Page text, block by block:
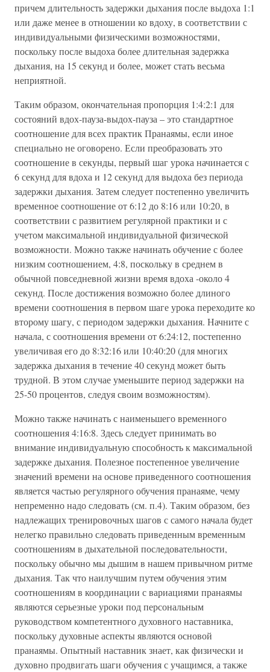
причем длительность задержки дыхания после выдоха 1:1
или даже менее в отношении ко вдоху, в соответствии с
индивидуальными физическими возможностями,
поскольку после выдоха более длительная задержка
дыхания, на 15 секунд и более, может стать весьма
неприятной.
Таким образом, окончательная пропорция 1:4:2:1 для
состояний вдох-пауза-выдох-пауза – это стандартное
соотношение для всех практик Пранаямы, если иное
специально не оговорено. Если преобразовать это
соотношение в секунды, первый шаг урока начинается с
6 секунд для вдоха и 12 секунд для выдоха без периода
задержки дыхания. Затем следует постепенно увеличить
временное соотношение от 6:12 до 8:16 или 10:20, в
соответствии с развитием регулярной практики и с
учетом максимальной индивидуальной физической
возможности. Можно также начинать обучение с более
низким соотношением, 4:8, поскольку в среднем в
обычной повседневной жизни время вдоха -около 4
секунд. После достижения возможно более длиного
времени соотношения в первом шаге урока переходите ко
второму шагу, с периодом задержки дыхания. Начните с
начала, с соотношения времени от 6:24:12, постепенно
увеличивая его до 8:32:16 или 10:40:20 (для многих
задержка дыхания в течение 40 секунд может быть
трудной. В этом случае уменьшите период задержки на
25-50 процентов, следуя своим возможностям).
Можно также начинать с наименьшего временного
соотношения 4:16:8. Здесь следует принимать во
внимание индивидуальную способность к максимальной
задержке дыхания. Полезное постепенное увеличение
значений времени на основе приведенного соотношения
является частью регулярного обучения пранаяме, чему
непременно надо следовать (см. п.4). Таким образом, без
надлежащих тренировочных шагов с самого начала будет
нелегко правильно следовать приведенным временным
соотношениям в дыхательной последовательности,
поскольку обычно мы дышим в нашем привычном ритме
дыхания. Так что наилучшим путем обучения этим
соотношениям в координации с вариациями пранаямы
являются серьезные уроки под персональным
руководством компетентного духовного наставника,
поскольку духовные аспекты являются основой
пранаямы. Опытный наставник знает, как физически и
духовно продвигать шаги обучения с учащимся, а также